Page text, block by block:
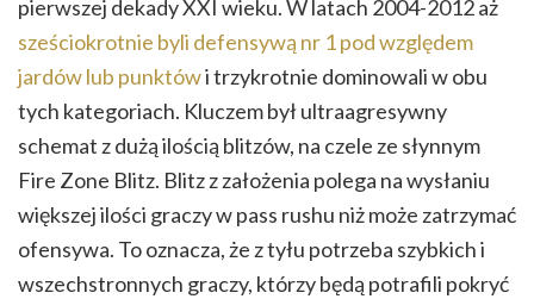
pierwszej dekady XXI wieku. W latach 2004-2012 aż
sześciokrotnie byli defensywą nr 1 pod względem
jardów lub punktówi trzykrotnie dominowali w obu
tych kategoriach. Kluczem był ultraagresywny
schemat z dużą ilością blitzów, na czele ze słynnym
Fire Zone Blitz. Blitz z założenia polega na wysłaniu
większej ilości graczy w pass rushu niż może zatrzymać
ofensywa. To oznacza, że z tyłu potrzeba szybkich i
wszechstronnych graczy, którzy będą potrafili pokryć